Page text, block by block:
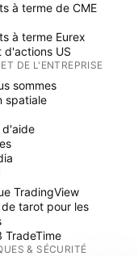
à terme de CME
à terme Eurex
d'actions US
DE L'ENTREPRISE
sommes
spatiale
d'aide
TradingView
tarot pour les
TradeTime
& SÉCURITÉ